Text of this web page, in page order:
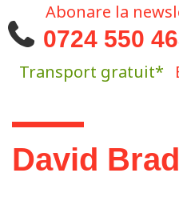
Abonare la
0724 550
Transport gratuit*
Eşti aici
David